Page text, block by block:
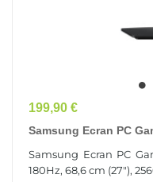
Prix
199,90 €
Samsung Ecran PC
Samsung Ecran PC
180Hz, 68,6 cm (27"),